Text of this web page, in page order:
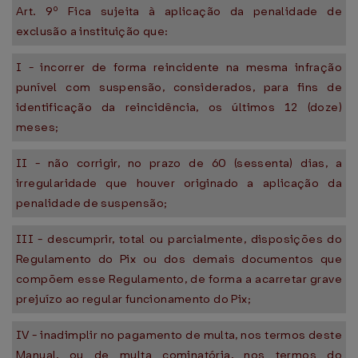
Art. 9º Fica sujeita à aplicação da penalidade de
exclusão a instituição que:
I - incorrer de forma reincidente na mesma infração
punível com suspensão, considerados, para fins de
identificação da reincidência, os últimos 12 (doze)
meses;
II - não corrigir, no prazo de 60 (sessenta) dias, a
irregularidade que houver originado a aplicação da
penalidade de suspensão;
III - descumprir, total ou parcialmente, disposições do
Regulamento do Pix ou dos demais documentos que
compõem esse Regulamento, de forma a acarretar grave
prejuízo ao regular funcionamento do Pix;
IV - inadimplir no pagamento de multa, nos termos deste
Manual, ou de multa cominatória, nos termos do